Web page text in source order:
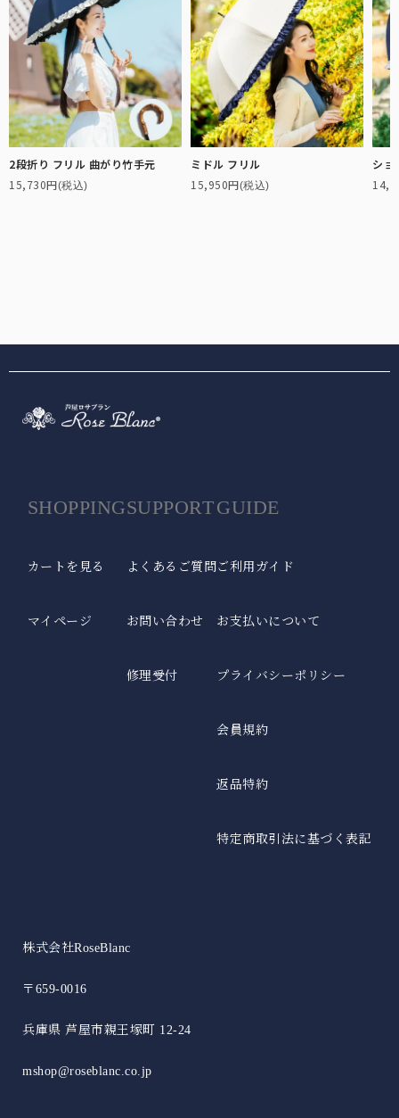
2段折り フリル 曲がり竹手元
15,730円(税込)
ミドル フリル
15,950円(税込)
ショ
SHOPPING
カートを見る
マイページ
SUPPORT
よくあるご質問
お問い合わせ
修理受付
GUIDE
ご利用ガイド
お支払いについて
プライバシーポリシー
会員規約
返品特約
特定商取引法に基づく表記
株式会社RoseBlanc
〒659-0016
兵庫県 芦屋市親王塚町 12-24
mshop@roseblanc.co.jp